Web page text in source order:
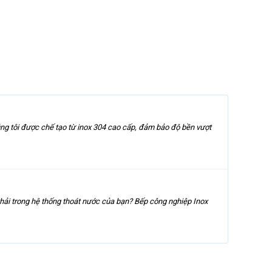
tôi được chế tạo từ inox 304 cao cấp, đảm bảo độ bền vượt
trong hệ thống thoát nước của bạn? Bếp công nghiệp Inox